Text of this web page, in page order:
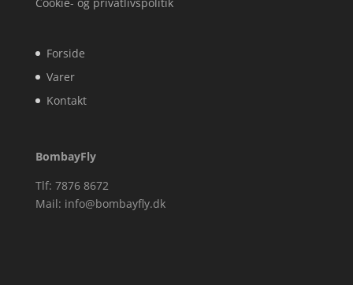
Forside
Varer
Kontakt
BombayFly
Tlf: 7876 8672
Mail: info@bombayfly.dk